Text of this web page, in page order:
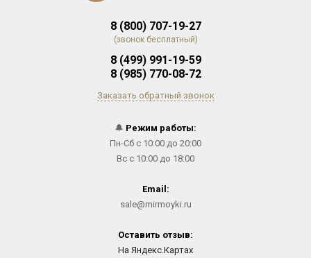
8 (800) 707-19-27
(звонок бесплатный)
8 (499) 991-19-59
8 (985) 770-08-72
Заказать обратный звонок
🔔 Режим работы:
Пн-Сб с 10:00 до 20:00
Вс с 10:00 до 18:00
Email:
sale@mirmoyki.ru
Оставить отзыв:
На Яндекс.Картах